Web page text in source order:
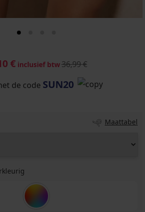
€ inclusief btw36,99 €
de code SUN20
Maattabel